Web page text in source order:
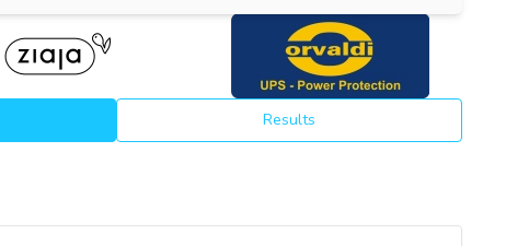
Results